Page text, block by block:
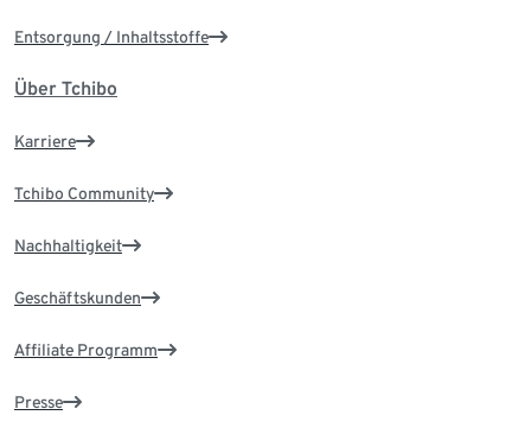
Entsorgung / Inhaltsstoffe
Über Tchibo
Karriere
Tchibo Community
Nachhaltigkeit
Geschäftskunden
Affiliate Programm
Presse